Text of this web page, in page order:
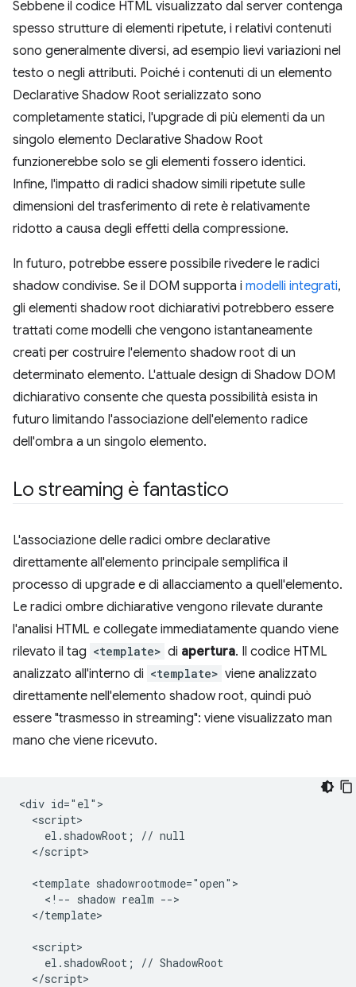
Sebbene il codice HTML visualizzato dal server contenga
spesso strutture di elementi ripetute, i relativi contenuti
sono generalmente diversi, ad esempio lievi variazioni nel
testo o negli attributi. Poiché i contenuti di un elemento
Declarative Shadow Root serializzato sono
completamente statici, l'upgrade di più elementi da un
singolo elemento Declarative Shadow Root
funzionerebbe solo se gli elementi fossero identici.
Infine, l'impatto di radici shadow simili ripetute sulle
dimensioni del trasferimento di rete è relativamente
ridotto a causa degli effetti della compressione.
In futuro, potrebbe essere possibile rivedere le radici
shadow condivise. Se il DOM supporta i modelli integrati,
gli elementi shadow root dichiarativi potrebbero essere
trattati come modelli che vengono istantaneamente
creati per costruire l'elemento shadow root di un
determinato elemento. L'attuale design di Shadow DOM
dichiarativo consente che questa possibilità esista in
futuro limitando l'associazione dell'elemento radice
dell'ombra a un singolo elemento.
Lo streaming è fantastico
L'associazione delle radici ombre declarative
direttamente all'elemento principale semplifica il
processo di upgrade e di allacciamento a quell'elemento.
Le radici ombre dichiarative vengono rilevate durante
l'analisi HTML e collegate immediatamente quando viene
rilevato il tag <template> di apertura. Il codice HTML
analizzato all'interno di <template> viene analizzato
direttamente nell'elemento shadow root, quindi può
essere "trasmesso in streaming": viene visualizzato man
mano che viene ricevuto.
<div id="el">
  <script>
    el.shadowRoot; // null
  </script>
  <template shadowrootmode="open">
    <!-- shadow realm -->
  </template>
  <script>
    el.shadowRoot; // ShadowRoot
  </script>